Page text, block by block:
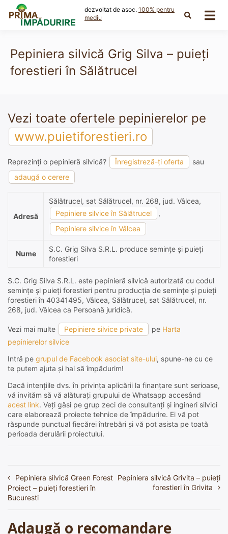
content
dezvoltat de asoc. 100% pentru
mediu
Pepiniera silvică Grig Silva – puieți
forestieri în Sălătrucel
Vezi toate ofertele pepinierelor pe
www.puietiforestieri.ro
Reprezinți o pepinieră silvică? Înregistreză-ți oferta
sau
adaugă o cerere
Adresă
Sălătrucel, sat Sălătrucel, nr. 268, jud. Vâlcea,
Pepiniere silvice în Sălătrucel
,
Pepiniere silvice în Vâlcea
Nume
S.C. Grig Silva S.R.L. produce semințe și puieți
forestieri
S.C. Grig Silva S.R.L. este pepinieră silvică autorizată cu codul
semințe și puieți forestieri pentru producția de semințe și puieți
forestieri în 40341495, Vâlcea, Sălătrucel, sat Sălătrucel, nr.
268, jud. Vâlcea ca Persoană juridică.
Vezi mai multe Pepiniere silvice private pe Harta
pepinierelor silvice
Intră pe grupul de Facebook asociat site-ului, spune-ne cu ce
te putem ajuta și hai să împădurim!
Dacă intențiile dvs. în privința aplicării la finanțare sunt serioase,
vă invităm să vă alăturați grupului de Whatsapp accesând
acest link. Veți găsi pe grup zeci de consultanți și ingineri silvici
care elaborează proiecte tehnice de împădurire. Ei vă pot
răspunde punctual fiecărei întrebări și vă pot asista pe toată
perioada derulării proiectului.
Navigare
în
Pepiniera silvică Green Forest
Proiect – puieți forestieri în
Bucuresti
Pepiniera silvică Grivita – puieți
forestieri în Grivita
Adaugă o recomandare